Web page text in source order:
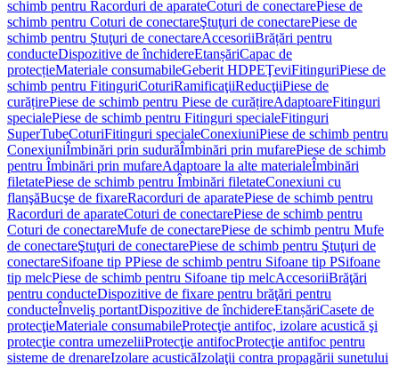
schimb pentru Racorduri de aparateCoturi de conectarePiese de
schimb pentru Coturi de conectareŞtuţuri de conectarePiese de
schimb pentru Ştuţuri de conectareAccesoriiBrățări pentru
conducteDispozitive de închidereEtanșăriCapac de
protecțieMateriale consumabileGeberit HDPEŢeviFitinguriPiese de
schimb pentru FitinguriCoturiRamificaţiiReducţiiPiese de
curățirePiese de schimb pentru Piese de curățireAdaptoareFitinguri
specialePiese de schimb pentru Fitinguri specialeFitinguri
SuperTubeCoturiFitinguri specialeConexiuniPiese de schimb pentru
ConexiuniÎmbinări prin sudurăÎmbinări prin mufarePiese de schimb
pentru Îmbinări prin mufareAdaptoare la alte materialeÎmbinări
filetatePiese de schimb pentru Îmbinări filetateConexiuni cu
flanşăBucşe de fixareRacorduri de aparatePiese de schimb pentru
Racorduri de aparateCoturi de conectarePiese de schimb pentru
Coturi de conectareMufe de conectarePiese de schimb pentru Mufe
de conectareŞtuţuri de conectarePiese de schimb pentru Ştuţuri de
conectareSifoane tip PPiese de schimb pentru Sifoane tip PSifoane
tip melcPiese de schimb pentru Sifoane tip melcAccesoriiBrăţări
pentru conducteDispozitive de fixare pentru brăţări pentru
conducteÎnveliş portantDispozitive de închidereEtanșăriCasete de
protecţieMateriale consumabileProtecţie antifoc, izolare acustică şi
protecţie contra umezeliiProtecţie antifocProtecţie antifoc pentru
sisteme de drenareIzolare acusticăIzolaţii contra propagării sunetului